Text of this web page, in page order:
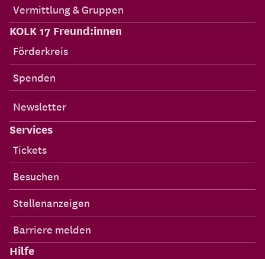
Vermittlung & Gruppen
KOLK 17 Freund:innen
Förderkreis
Spenden
Newsletter
Services
Tickets
Besuchen
Stellenanzeigen
Barriere melden
Hilfe